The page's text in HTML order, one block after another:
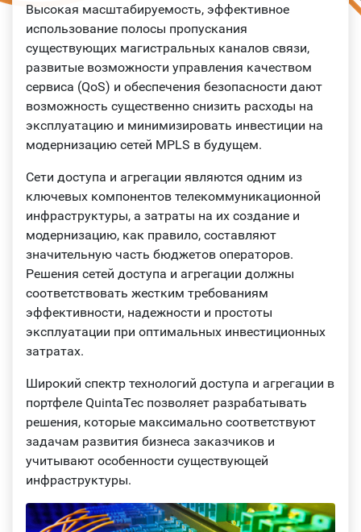
Высокая масштабируемость, эффективное
использование полосы пропускания
существующих магистральных каналов связи,
развитые возможности управления качеством
сервиса (QoS) и обеспечения безопасности дают
возможность существенно снизить расходы на
эксплуатацию и минимизировать инвестиции на
модернизацию сетей MPLS в будущем.
Сети доступа и агрегации являются одним из
ключевых компонентов телекоммуникационной
инфраструктуры, а затраты на их создание и
модернизацию, как правило, составляют
значительную часть бюджетов операторов.
Решения сетей доступа и агрегации должны
соответствовать жестким требованиям
эффективности, надежности и простоты
эксплуатации при оптимальных инвестиционных
затратах.
Широкий спектр технологий доступа и агрегации в
портфеле QuintaTec позволяет разрабатывать
решения, которые максимально соответствуют
задачам развития бизнеса заказчиков и
учитывают особенности существующей
инфраструктуры.